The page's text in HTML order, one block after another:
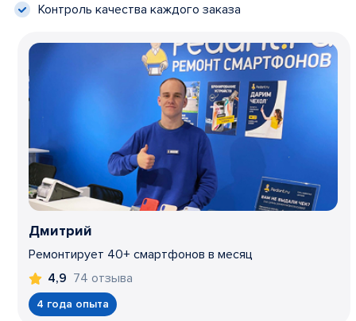
Контроль качества каждого заказа
Дмитрий
Ремонтирует 40+ смартфонов в месяц
4,9 74 отзыва
4 года опыта